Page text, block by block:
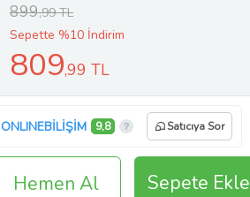
899,99 TL
Sepette %10 İndirim
809,99 TL
ONLINEBİLİŞİM 9,8 Satıcıya Sor
Hemen Al Sepete Ekle